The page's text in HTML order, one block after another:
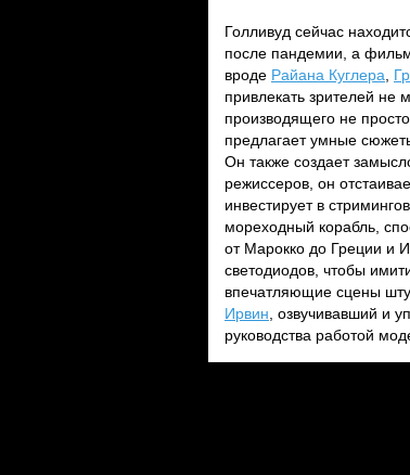
Голливуд сейчас
после пандемии, а
вроде Райана Куглера
привлекать зрителей
производящего не
предлагает умные
Он также создает
режиссеров, он
инвестирует в
мореходный корабль,
от Марокко до Греции и
светодиодов, чтобы
впечатляющие сцены
Ирвин , озвучивавший и
руководства работой